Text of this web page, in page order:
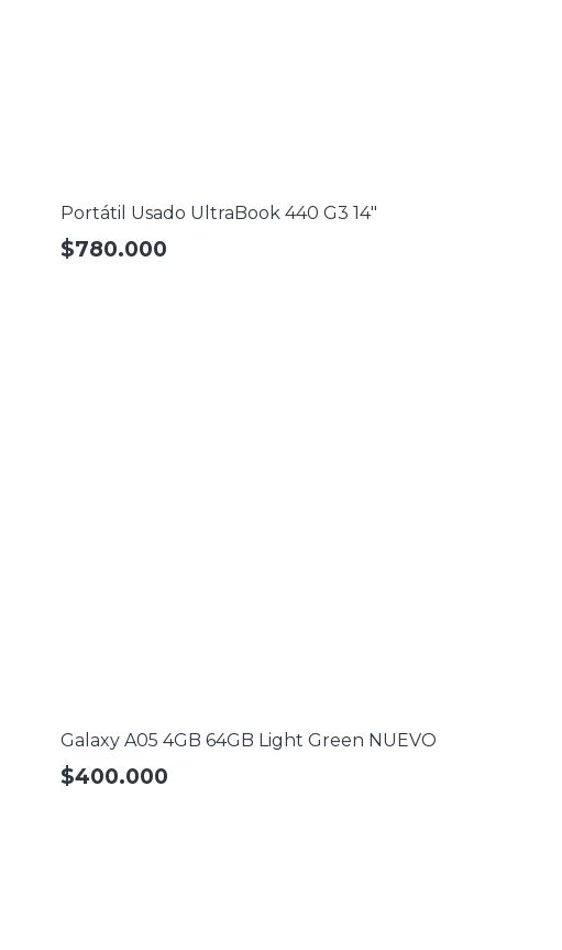
Portátil Usado UltraBook 440 G3 14″
$780.000
Galaxy A05 4GB 64GB Light Green NUEVO
$400.000